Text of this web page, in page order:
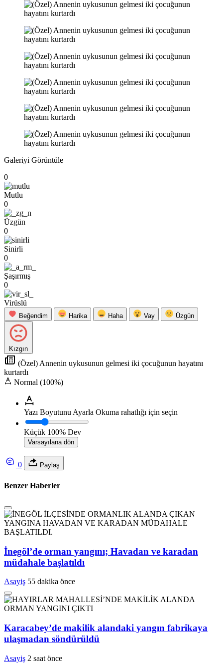
Galeriyi Görüntüle
0
Mutlu
0
Üzgün
0
Sinirli
0
Şaşırmış
0
Virüslü
Beğendim Harika Haha Vay Üzgün
Kızgın
(Özel) Annenin uykusunun gelmesi iki çocuğunun hayatını
kurtardı
Normal (100%)
Yazı Boyutunu Ayarla Okuma rahatlığı için seçin
Küçük 100% Dev
Varsayılana dön
0 Paylaş
Benzer Haberler
İnegöl’de orman yangını; Havadan ve karadan
müdahale başlatıldı
Asayiş 55 dakika önce
Karacabey’de makilik alandaki yangın fabrikaya
ulaşmadan söndürüldü
Asayiş 2 saat önce